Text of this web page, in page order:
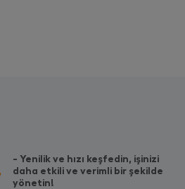
- Yenilik ve hızı keşfedin, işinizi
daha etkili ve verimli bir şekilde
yönetin!